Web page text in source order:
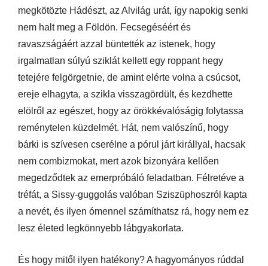
megkötözte Hádészt, az Alvilág urát, így napokig senki
nem halt meg a Földön. Fecsegéséért és
ravaszságáért azzal büntették az istenek, hogy
irgalmatlan súlyú sziklát kellett egy roppant hegy
tetejére felgörgetnie, de amint elérte volna a csúcsot,
ereje elhagyta, a szikla visszagördült, és kezdhette
elölről az egészet, hogy az örökkévalóságig folytassa
reménytelen küzdelmét. Hát, nem valószínű, hogy
bárki is szívesen cserélne a pórul járt királlyal, hacsak
nem combizmokat, mert azok bizonyára kellően
megedződtek az emerpróbáló feladatban. Félretéve a
tréfát, a Sissy-guggolás valóban Sziszüphoszról kapta
a nevét, és ilyen ómennel számíthatsz rá, hogy nem ez
lesz életed legkönnyebb lábgyakorlata.
És hogy mitől ilyen hatékony? A hagyományos rúddal